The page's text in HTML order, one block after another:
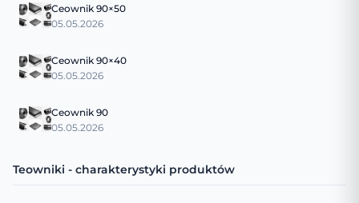
Ceownik 90×50
05.05.2026
Ceownik 90×40
05.05.2026
Ceownik 90
05.05.2026
Teowniki - charakterystyki produktów